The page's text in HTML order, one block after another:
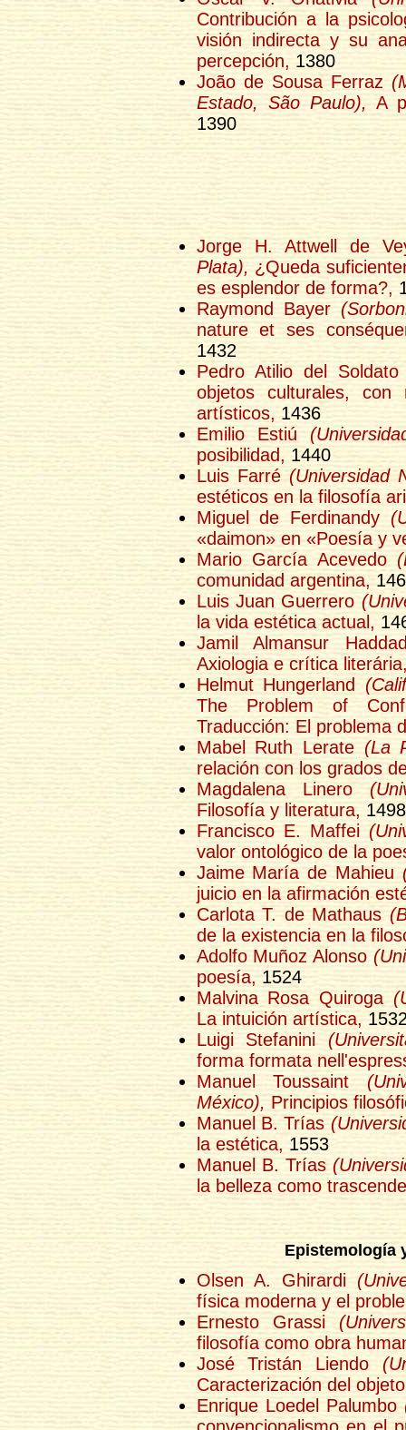
Contribución a la
visión indirecta y su
percepción, 1380
João de Sousa Ferraz
Estado, São Paulo), A
1390
Jorge H. Attwell de
Plata), ¿Queda
es esplendor de forma?,
Raymond Bayer
nature et ses
1432
Pedro Atilio del
objetos culturales, con
artísticos, 1436
Emilio Estiú
posibilidad, 1440
Luis Farré (Universidad
estéticos en la filosofía
Miguel de Ferdinandy
«daimon» en «Poesía y
Mario García Acevedo
comunidad argentina,
Luis Juan Guerrero
la vida estética actual,
Jamil Almansur
Axiologia e crítica
Helmut Hungerland
The Problem of
Traducción: El problema
Mabel Ruth Lerate (La
relación con los grados
Magdalena Linero
Filosofía y literatura, 1498
Francisco E. Maffei
valor ontológico de la
Jaime María de Mahieu
juicio en la afirmación
Carlota T. de Mathaus
de la existencia en la
Adolfo Muñoz Alonso
poesía, 1524
Malvina Rosa Quiroga
La intuición artística,
Luigi Stefanini
forma formata
Manuel Toussaint
México),Principios
Manuel B. Trías
la estética, 1553
Manuel B. Trías
la belleza como
Epistemología
Olsen A. Ghirardi
física moderna y el
Ernesto Grassi
filosofía como obra
José Tristán Liendo
Caracterización del
Enrique Loedel Palumbo